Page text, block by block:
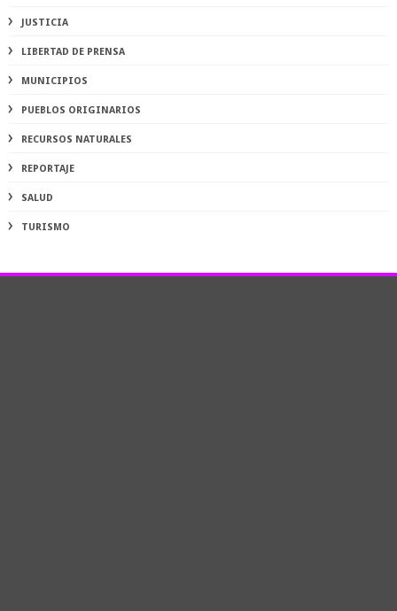
JUSTICIA
LIBERTAD DE PRENSA
MUNICIPIOS
PUEBLOS ORIGINARIOS
RECURSOS NATURALES
REPORTAJE
SALUD
TURISMO